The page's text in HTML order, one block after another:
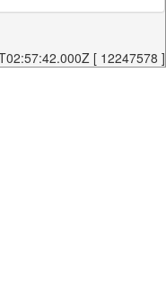
[ 12247578 ]